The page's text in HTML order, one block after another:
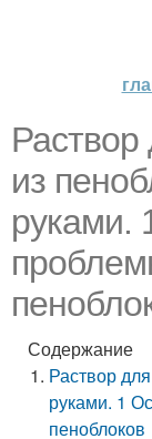
Раствор
из
руками.
Содержание
Раствор
руками. 1
пеноблоков